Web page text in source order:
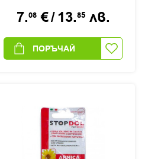
7.08 €/13.85 лв.
ПОРЪЧАЙ